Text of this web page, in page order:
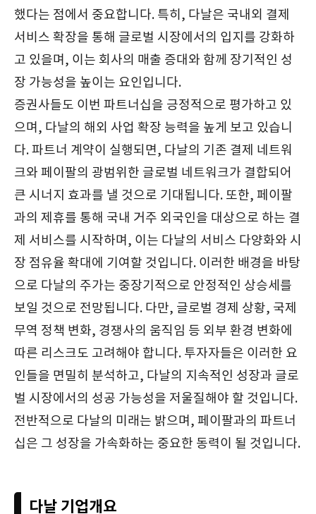
했다는 점에서 중요합니다. 특히, 다날은 국내외 결제
서비스 확장을 통해 글로벌 시장에서의 입지를 강화하
고 있을며, 이는 회사의 매출 증대와 함께 장기적인 성
장 가능성을 높이는 요인입니다.
증권사들도 이번 파트너십을 긍정적으로 평가하고 있
으며, 다날의 해외 사업 확장 능력을 높게 보고 있습니
다. 파트너 계약이 실행되면, 다날의 기존 결제 네트워
크와 페이팔의 광범위한 글로벌 네트워크가 결합되어
큰 시너지 효과를 낼 것으로 기대됩니다. 또한, 페이팔
과의 제휴를 통해 국내 거주 외국인을 대상으로 하는 결
제 서비스를 시작하며, 이는 다날의 서비스 다양화와 시
장 점유율 확대에 기여할 것입니다. 이러한 배경을 바탕
으로 다날의 주가는 중장기적으로 안정적인 상승세를
보일 것으로 전망됩니다. 다만, 글로벌 경제 상황, 국제
무역 정책 변화, 경쟁사의 움직임 등 외부 환경 변화에
따른 리스크도 고려해야 합니다. 투자자들은 이러한 요
인들을 면밀히 분석하고, 다날의 지속적인 성장과 글로
벌 시장에서의 성공 가능성을 저울질해야 할 것입니다.
전반적으로 다날의 미래는 밝으며, 페이팔과의 파트너
십은 그 성장을 가속화하는 중요한 동력이 될 것입니다.
다날 기업개요